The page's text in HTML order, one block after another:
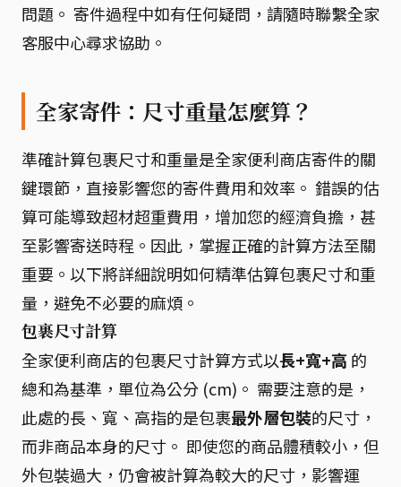
問題。 寄件過程中如有任何疑問，請隨時聯繫全家
客服中心尋求協助。
全家寄件：尺寸重量怎麼算？
準確計算包裹尺寸和重量是全家便利商店寄件的關
鍵環節，直接影響您的寄件費用和效率。 錯誤的估
算可能導致超材超重費用，增加您的經濟負擔，甚
至影響寄送時程。因此，掌握正確的計算方法至關
重要。以下將詳細說明如何精準估算包裹尺寸和重
量，避免不必要的麻煩。
包裹尺寸計算
全家便利商店的包裹尺寸計算方式以長+寬+高 的
總和為基準，單位為公分 (cm)。 需要注意的是，
此處的長、寬、高指的是包裹最外層包裝的尺寸，
而非商品本身的尺寸。 即使您的商品體積較小，但
外包裝過大，仍會被計算為較大的尺寸，影響運